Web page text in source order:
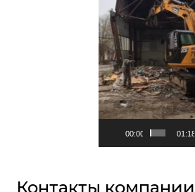
00:00 01:18
Контакты компании